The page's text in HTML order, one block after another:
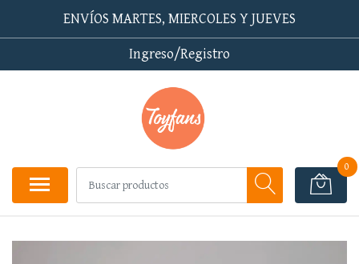
ENVÍOS MARTES, MIERCOLES Y JUEVES
Ingreso/Registro
0